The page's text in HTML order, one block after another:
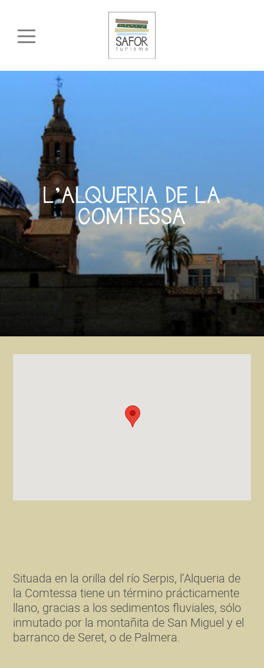
L’ALQUERIA DE LA
COMTESSA
Situada en la orilla del río Serpis, l’Alqueria de
la Comtessa tiene un término prácticamente
llano, gracias a los sedimentos fluviales, sólo
inmutado por la montañita de San Miguel y el
barranco de Seret, o de Palmera.